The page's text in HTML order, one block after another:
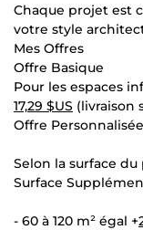
Chaque projet est
votre style
Mes Offres
Offre Basique
Pour les espaces
17,29 $US (livraison
Offre Personnalisée
Selon la surface du
Surface
- 60 à 120 m² égal +